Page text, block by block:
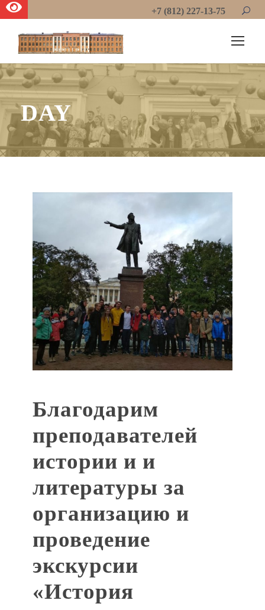
+7 (812) 227-13-75
DAY
Благодарим
преподавателей
истории и и
литературы за
организацию и
проведение
экскурсии
«История